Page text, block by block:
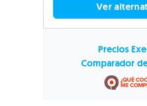
Ver
Precios
Comparador